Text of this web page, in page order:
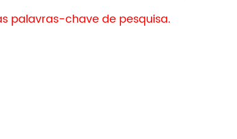
palavras-chave de pesquisa.